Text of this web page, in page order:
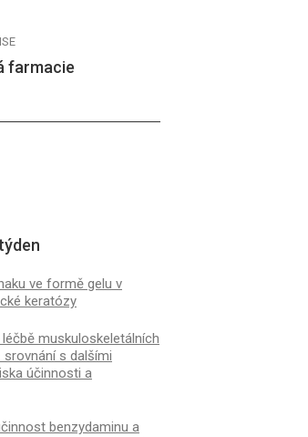
farmacie
ve formě gelu v
keratózy
muskuloskeletálních
s dalšími
účinnosti a
benzydaminu a